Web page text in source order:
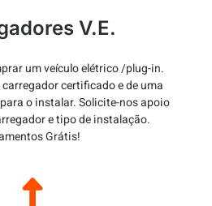
V.E.
um veículo elétrico /plug-in.
certificado e de uma
o instalar. Solicite-nos apoio
e tipo de instalação.
Grátis!